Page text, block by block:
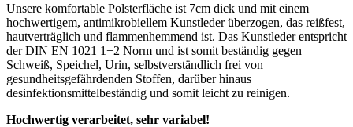
Unsere komfortable Polsterfläche ist 7cm dick und mit einem
hochwertigem, antimikrobiellem Kunstleder überzogen, das reißfest,
hautverträglich und flammenhemmend ist. Das Kunstleder entspricht
der DIN EN 1021 1+2 Norm und ist somit beständig gegen
Schweiß, Speichel, Urin, selbstverständlich frei von
gesundheitsgefährdenden Stoffen, darüber hinaus
desinfektionsmittelbeständig und somit leicht zu reinigen.
Hochwertig verarbeitet, sehr variabel!